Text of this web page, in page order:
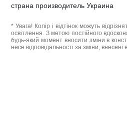
страна производитель Украина
* Увага! Колір і відтінок можуть
освітлення. З метою постійного
будь-який момент вносити зміни в
несе відповідальності за зміни,